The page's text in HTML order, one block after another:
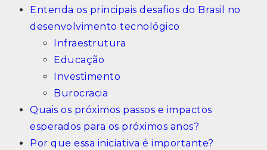
Entenda os principais desafios do Brasil no
desenvolvimento tecnológico
Infraestrutura
Educação
Investimento
Burocracia
Quais os próximos passos e impactos
esperados para os próximos anos?
Por que essa iniciativa é importante?